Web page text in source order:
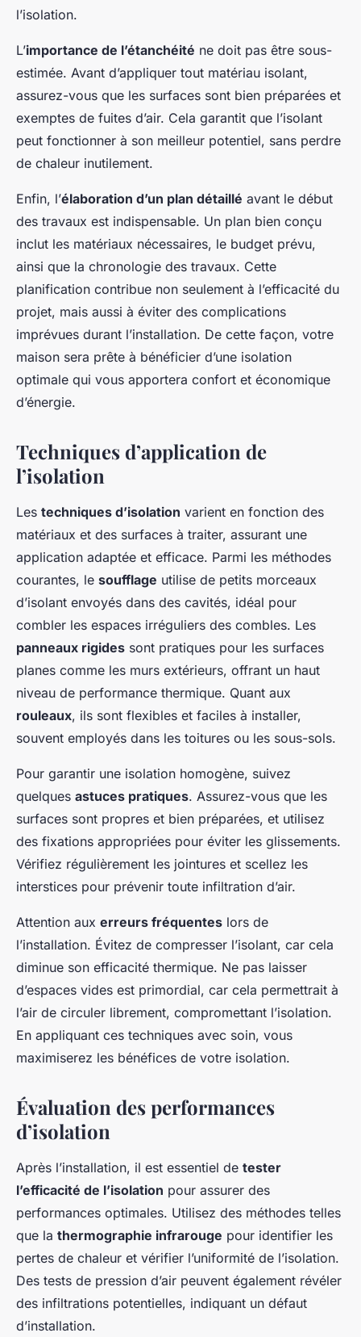
l’isolation.
L’importance de l’étanchéité ne doit pas être sous-
estimée. Avant d’appliquer tout matériau isolant,
assurez-vous que les surfaces sont bien préparées et
exemptes de fuites d’air. Cela garantit que l’isolant
peut fonctionner à son meilleur potentiel, sans perdre
de chaleur inutilement.
Enfin, l’élaboration d’un plan détaillé avant le début
des travaux est indispensable. Un plan bien conçu
inclut les matériaux nécessaires, le budget prévu,
ainsi que la chronologie des travaux. Cette
planification contribue non seulement à l’efficacité du
projet, mais aussi à éviter des complications
imprévues durant l’installation. De cette façon, votre
maison sera prête à bénéficier d’une isolation
optimale qui vous apportera confort et économique
d’énergie.
Techniques d’application de
l’isolation
Les techniques d’isolation varient en fonction des
matériaux et des surfaces à traiter, assurant une
application adaptée et efficace. Parmi les méthodes
courantes, le soufflage utilise de petits morceaux
d’isolant envoyés dans des cavités, idéal pour
combler les espaces irréguliers des combles. Les
panneaux rigides sont pratiques pour les surfaces
planes comme les murs extérieurs, offrant un haut
niveau de performance thermique. Quant aux
rouleaux, ils sont flexibles et faciles à installer,
souvent employés dans les toitures ou les sous-sols.
Pour garantir une isolation homogène, suivez
quelques astuces pratiques. Assurez-vous que les
surfaces sont propres et bien préparées, et utilisez
des fixations appropriées pour éviter les glissements.
Vérifiez régulièrement les jointures et scellez les
interstices pour prévenir toute infiltration d’air.
Attention aux erreurs fréquentes lors de
l’installation. Évitez de compresser l’isolant, car cela
diminue son efficacité thermique. Ne pas laisser
d’espaces vides est primordial, car cela permettrait à
l’air de circuler librement, compromettant l’isolation.
En appliquant ces techniques avec soin, vous
maximiserez les bénéfices de votre isolation.
Évaluation des performances
d’isolation
Après l’installation, il est essentiel de tester
l’efficacité de l’isolation pour assurer des
performances optimales. Utilisez des méthodes telles
que la thermographie infrarouge pour identifier les
pertes de chaleur et vérifier l’uniformité de l’isolation.
Des tests de pression d’air peuvent également révéler
des infiltrations potentielles, indiquant un défaut
d’installation.